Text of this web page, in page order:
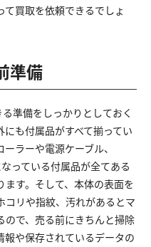
買取を依頼できるでしょ
準備
準備をしっかりとしておく
も付属品がすべて揃ってい
ラーや電源ケーブル、
っている付属品が全てある
ます。そして、本体の表面を
コリや指紋、汚れがあるとマ
ので、売る前にきちんと掃除
報や保存されているデータの